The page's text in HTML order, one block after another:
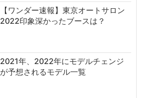
【ワンダー速報】東京オートサロン
2022印象深かったブースは？
2021年、2022年にモデルチェンジ
が予想されるモデル一覧